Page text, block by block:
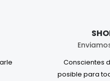
Conscientes
posible para